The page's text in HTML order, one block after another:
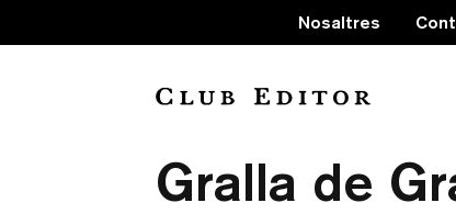
Nosaltres
‘Boulder’
Gralla de